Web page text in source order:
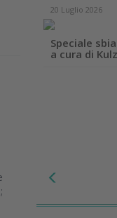
20 Luglio 2026
Speciale
a cura di